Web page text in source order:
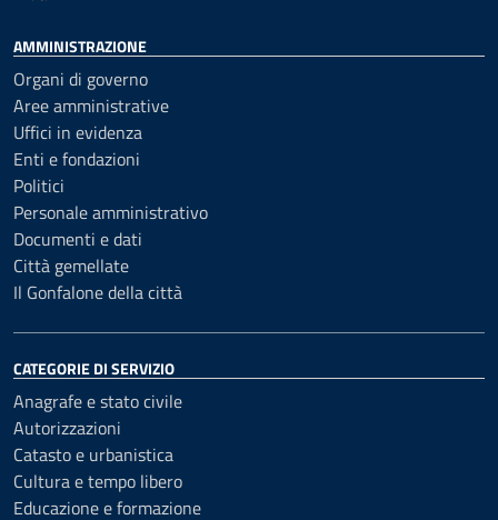
AMMINISTRAZIONE
Organi di governo
Aree amministrative
Uffici in evidenza
Enti e fondazioni
Politici
Personale amministrativo
Documenti e dati
Città gemellate
Il Gonfalone della città
CATEGORIE DI SERVIZIO
Anagrafe e stato civile
Autorizzazioni
Catasto e urbanistica
Cultura e tempo libero
Educazione e formazione